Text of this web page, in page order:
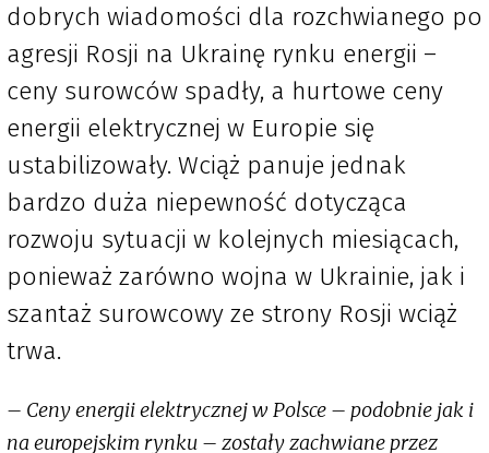
dobrych wiadomości dla rozchwianego po
agresji Rosji na Ukrainę rynku energii –
ceny surowców spadły, a hurtowe ceny
energii elektrycznej w Europie się
ustabilizowały. Wciąż panuje jednak
bardzo duża niepewność dotycząca
rozwoju sytuacji w kolejnych miesiącach,
ponieważ zarówno wojna w Ukrainie, jak i
szantaż surowcowy ze strony Rosji wciąż
trwa.
– Ceny energii elektrycznej w Polsce – podobnie jak i
na europejskim rynku – zostały zachwiane przez